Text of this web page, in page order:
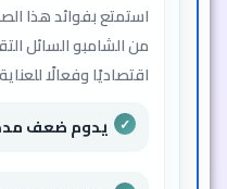
استمتع بفوائد هذا
من الشامبو السائل
اقتصاديًا وفعالًا
يدوم ضعف